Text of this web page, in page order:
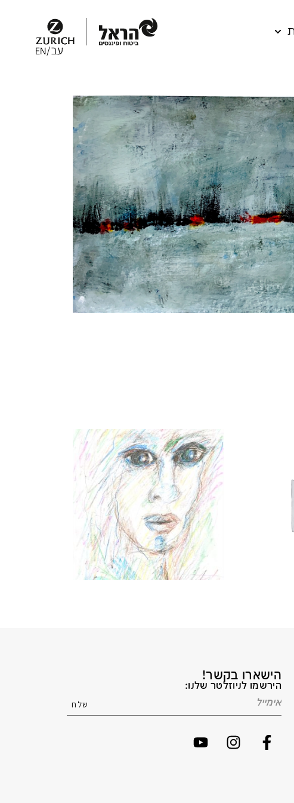
הישארו בקשר!
הירשמו לניוזלטר שלנו: